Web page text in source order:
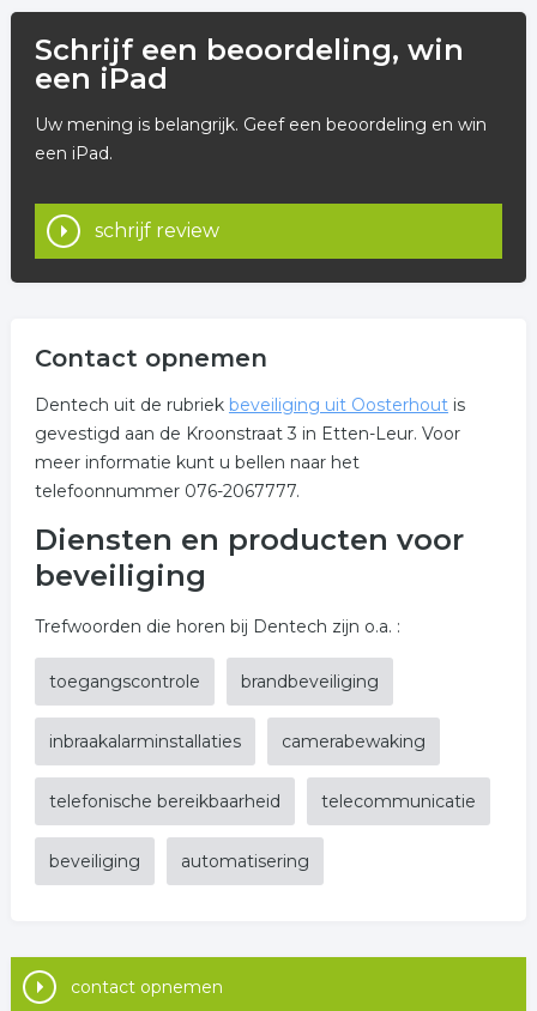
Schrijf een beoordeling, win
een iPad
Uw mening is belangrijk. Geef een beoordeling en win
een iPad.
schrijf review
Contact opnemen
Dentech uit de rubriek beveiliging uit Oosterhoutis
gevestigd aan de Kroonstraat 3 in Etten-Leur. Voor
meer informatie kunt u bellen naar het
telefoonnummer 076-2067777.
Diensten en producten voor
beveiliging
Trefwoorden die horen bij Dentech zijn o.a. :
toegangscontrole brandbeveiliging
inbraakalarminstallaties camerabewaking
telefonische bereikbaarheid telecommunicatie
beveiliging automatisering
contact opnemen